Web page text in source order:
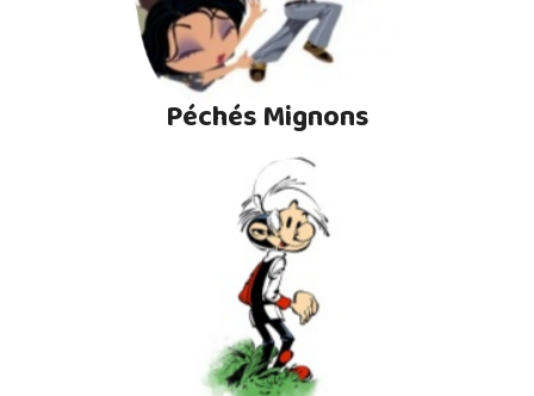
Péchés Mignons